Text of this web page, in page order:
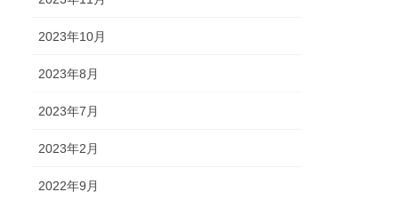
2023年10月
2023年8月
2023年7月
2023年2月
2022年9月